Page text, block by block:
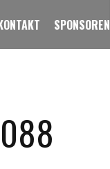
SPONSOREN